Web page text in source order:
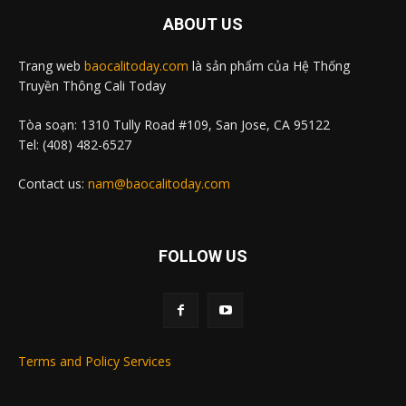
ABOUT US
Trang web baocalitoday.com là sản phẩm của Hệ Thống
Truyền Thông Cali Today
Tòa soạn: 1310 Tully Road #109, San Jose, CA 95122
Tel: (408) 482-6527
Contact us: nam@baocalitoday.com
FOLLOW US
Terms and Policy Services